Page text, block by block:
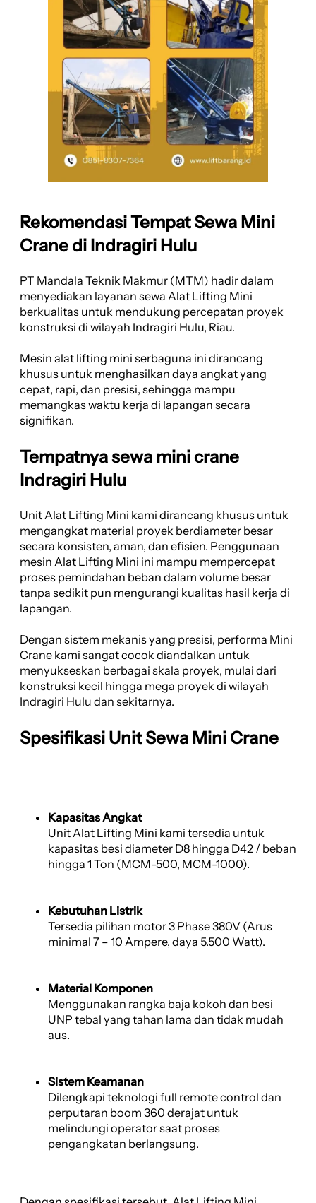
Rekomendasi Tempat Sewa Mini
Crane di Indragiri Hulu
PT Mandala Teknik Makmur (MTM) hadir dalam
menyediakan layanan sewa Alat Lifting Mini
berkualitas untuk mendukung percepatan proyek
konstruksi di wilayah Indragiri Hulu, Riau.
Mesin alat lifting mini serbaguna ini dirancang
khusus untuk menghasilkan daya angkat yang
cepat, rapi, dan presisi, sehingga mampu
memangkas waktu kerja di lapangan secara
signifikan.
Tempatnya sewa mini crane
Indragiri Hulu
Unit Alat Lifting Mini kami dirancang khusus untuk
mengangkat material proyek berdiameter besar
secara konsisten, aman, dan efisien. Penggunaan
mesin Alat Lifting Mini ini mampu mempercepat
proses pemindahan beban dalam volume besar
tanpa sedikit pun mengurangi kualitas hasil kerja di
lapangan.
Dengan sistem mekanis yang presisi, performa Mini
Crane kami sangat cocok diandalkan untuk
menyukseskan berbagai skala proyek, mulai dari
konstruksi kecil hingga mega proyek di wilayah
Indragiri Hulu dan sekitarnya.
Spesifikasi Unit Sewa Mini Crane
Kapasitas Angkat
Unit Alat Lifting Mini kami tersedia untuk
kapasitas besi diameter D8 hingga D42 / beban
hingga 1 Ton (MCM-500, MCM-1000).
Kebutuhan Listrik
Tersedia pilihan motor 3 Phase 380V (Arus
minimal 7 – 10 Ampere, daya 5.500 Watt).
Material Komponen
Menggunakan rangka baja kokoh dan besi
UNP tebal yang tahan lama dan tidak mudah
aus.
Sistem Keamanan
Dilengkapi teknologi full remote control dan
perputaran boom 360 derajat untuk
melindungi operator saat proses
pengangkatan berlangsung.